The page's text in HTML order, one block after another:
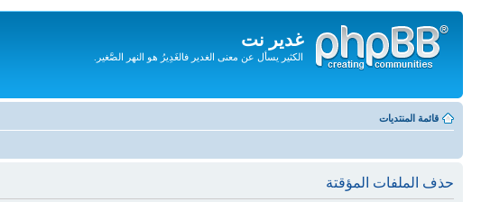
غدير نت
الكثير يسأل عن معنى الغدير فالغَدِيرُ هو النهر الصَّغير.
المحتويات
قائمة المنتديات
حذف الملفات المؤقتة